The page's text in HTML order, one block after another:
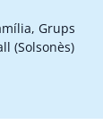
Grups
(Solsonès)